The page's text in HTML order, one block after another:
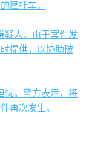
摩托车。
疑人。由于案件发
提供，以协助破
忧。警方表示，将
再次发生。